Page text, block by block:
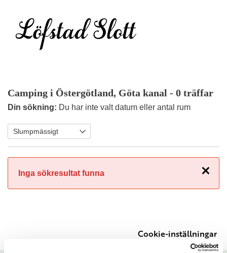
Camping i Östergötland, Göta kanal - 0 träffar
Din sökning: Du har inte valt datum eller antal rum
Stäng
Inga sökresultat funna
Cookie-inställningar